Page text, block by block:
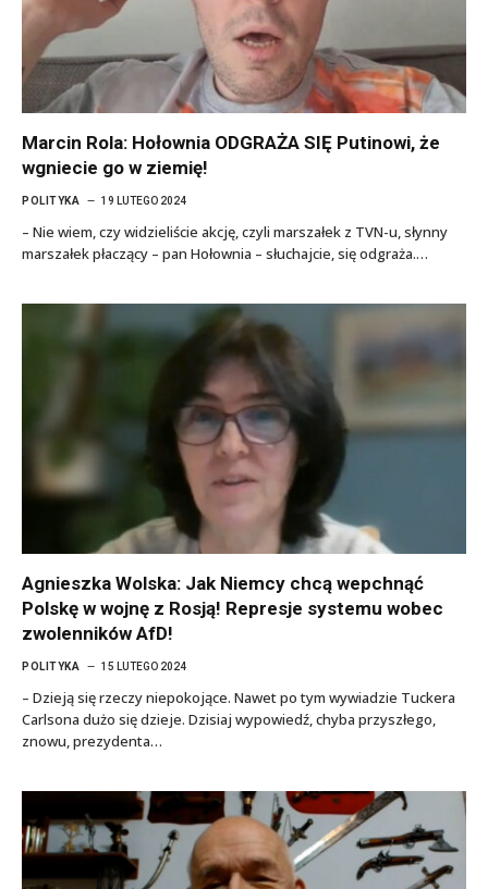
Marcin Rola: Hołownia ODGRAŻA SIĘ Putinowi, że
wgniecie go w ziemię!
POLITYKA 19 LUTEGO 2024
– Nie wiem, czy widzieliście akcję, czyli marszałek z TVN-u, słynny
marszałek płaczący – pan Hołownia – słuchajcie, się odgraża.…
Agnieszka Wolska: Jak Niemcy chcą wepchnąć
Polskę w wojnę z Rosją! Represje systemu wobec
zwolenników AfD!
POLITYKA 15 LUTEGO 2024
– Dzieją się rzeczy niepokojące. Nawet po tym wywiadzie Tuckera
Carlsona dużo się dzieje. Dzisiaj wypowiedź, chyba przyszłego,
znowu, prezydenta…